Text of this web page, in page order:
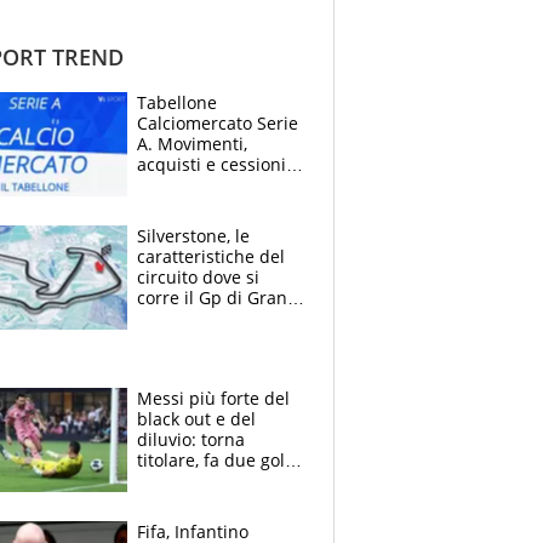
TREND
Tabellone
Calciomercato Serie
A. Movimenti,
acquisti e cessioni:
Silverstone, le
caratteristiche del
circuito dove si
corre il Gp di Gran
Messi più forte del
black out e del
diluvio: torna
titolare, fa due gol e
che ritiro
Fifa, Infantino